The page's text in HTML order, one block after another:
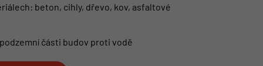
beton, cihly, dřevo, kov, asfaltové
části budov proti vodě